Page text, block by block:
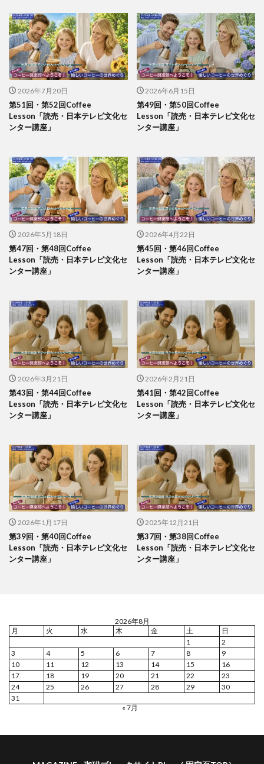
2026年7月20日
第51回・第52回Coffee
Lesson「読売・日本テレビ文化セ
ンター講座」
2026年6月15日
第49回・第50回Coffee
Lesson「読売・日本テレビ文化セ
ンター講座」
2026年5月18日
第47回・第48回Coffee
Lesson「読売・日本テレビ文化セ
ンター講座」
2026年4月22日
第45回・第46回Coffee
Lesson「読売・日本テレビ文化セ
ンター講座」
2026年3月21日
第43回・第44回Coffee
Lesson「読売・日本テレビ文化セ
ンター講座」
2026年2月21日
第41回・第42回Coffee
Lesson「読売・日本テレビ文化セ
ンター講座」
2026年1月17日
第39回・第40回Coffee
Lesson「読売・日本テレビ文化セ
ンター講座」
2025年12月21日
第37回・第38回Coffee
Lesson「読売・日本テレビ文化セ
ンター講座」
2026年8月
月
火 水 木 金 土
日
1
2
3
4 5 6 7 8
9
10
11 12 13 14 15
16
17
18 19 20 21 22
23
24
25 26 27 28 29
30
31
« 7月